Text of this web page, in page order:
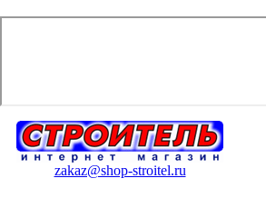
zakaz@shop-stroitel.ru